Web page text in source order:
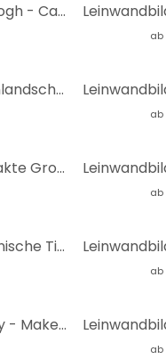
Leinwandbild van Gogh - Café-Terrasse am Abend
ab
Leinwandbild Dünenlandschaft an der Nordsee - Annie
ab
Leinwandbild Abstrakte Großstadt - Schmucker
ab
Leinwandbild Afrikanische Tiere im Regenwald - Kvilis
ab
Leinwandbild Banksy - Make Some Trouble
ab